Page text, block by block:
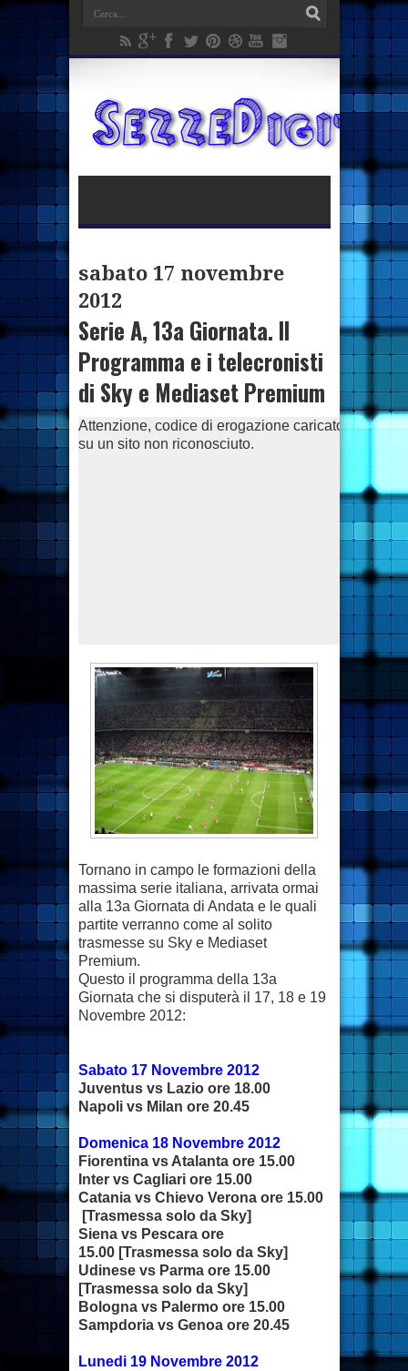
sabato 17 novembre
2012
Serie A, 13a Giornata. Il
Programma e i telecronisti
di Sky e Mediaset Premium
Attenzione, codice di erogazione caricato
su un sito non riconosciuto.
Tornano in campo le formazioni della
massima serie italiana, arrivata ormai
alla 13a Giornata di Andata e le quali
partite verranno come al solito
trasmesse su Sky e Mediaset
Premium.
Questo il programma della 13a
Giornata che si disputerà il 17, 18 e 19
Novembre 2012:
Sabato 17 Novembre 2012
Juventus vs Lazio ore 18.00
Napoli vs Milan ore 20.45
Domenica 18 Novembre 2012
Fiorentina vs Atalanta ore 15.00
Inter vs Cagliari ore 15.00
Catania vs Chievo Verona ore 15.00
[Trasmessa solo da Sky]
Siena vs Pescara ore
15.00 [Trasmessa solo da Sky]
Udinese vs Parma ore 15.00
[Trasmessa solo da Sky]
Bologna vs Palermo ore 15.00
Sampdoria vs Genoa ore 20.45
Lunedi 19 Novembre 2012